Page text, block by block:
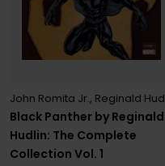
Black Panther by Reginald
Hudlin: The Complete
Collection Vol. 1
John Romita Jr., Reginald Hudlin